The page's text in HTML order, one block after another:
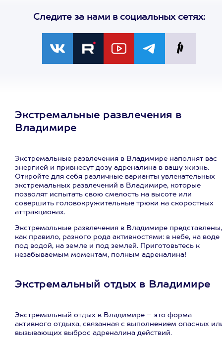
Следите за нами в социальных сетях:
Экстремальные развлечения в
Владимире
Экстремальные развлечения в Владимире наполнят вас
энергией и привнесут дозу адреналина в вашу жизнь.
Откройте для себя различные варианты увлекательных
экстремальных развлечений в Владимире, которые
позволят испытать свою смелость на высоте или
совершить головокружительные трюки на скоростных
аттракционах.
Экстремальные развлечения в Владимире представлены,
как правило, разного рода активностями: в небе, на воде
под водой, на земле и под землей. Приготовьтесь к
незабываемым моментам, полным адреналина!
Экстремальный отдых в Владимире
Экстремальный отдых в Владимире – это форма
активного отдыха, связанная с выполнением опасных
вызывающих выброс адреналина действий.